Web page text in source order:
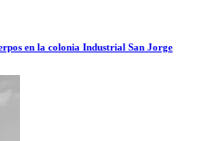
en la colonia Industrial San Jorge